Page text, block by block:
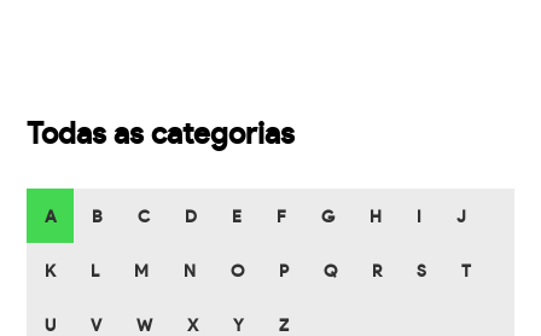
Todas as categorias
A B C D E F G H J
K L M N O P Q R S T
U V W X Y Z